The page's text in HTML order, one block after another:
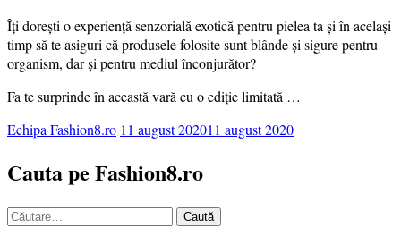
Îți dorești o experiență senzorială exotică pentru pielea ta și în același
timp să te asiguri că produsele folosite sunt blânde și sigure pentru
organism, dar și pentru mediul înconjurător?
Fa te surprinde în această vară cu o ediție limitată …
Echipa Fashion8.ro 11 august 202011 august 2020
Cauta pe Fashion8.ro
Caută